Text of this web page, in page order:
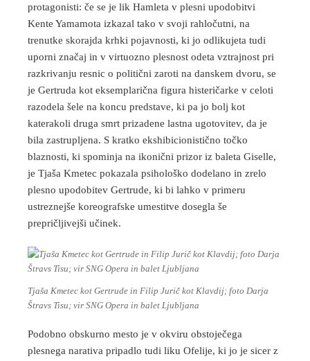
protagonisti: če se je lik Hamleta v plesni upodobitvi
Kente Yamamota izkazal tako v svoji rahločutni, na
trenutke skorajda krhki pojavnosti, ki jo odlikujeta tudi
uporni značaj in v virtuozno plesnost odeta vztrajnost pri
razkrivanju resnic o politični zaroti na danskem dvoru, se
je Gertruda kot eksemplarična figura histeričarke v celoti
razodela šele na koncu predstave, ki pa jo bolj kot
katerakoli druga smrt prizadene lastna ugotovitev, da je
bila zastrupljena. S kratko ekshibicionistično točko
blaznosti, ki spominja na ikonični prizor iz baleta Giselle,
je Tjaša Kmetec pokazala psihološko dodelano in zrelo
plesno upodobitev Gertrude, ki bi lahko v primeru
ustreznejše koreografske umestitve dosegla še
prepričljivejši učinek.
Tjaša Kmetec kot Gertrude in Filip Jurič kot Klavdij; foto Darja
Štravs Tisu; vir SNG Opera in balet Ljubljana
Podobno obskurno mesto je v okviru obstoječega
plesnega narativa pripadlo tudi liku Ofelije, ki jo je sicer z